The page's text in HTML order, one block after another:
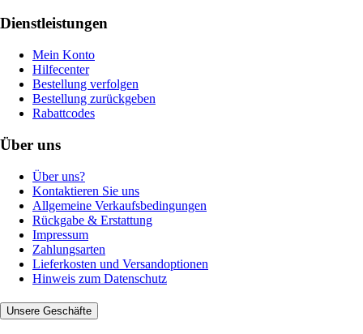
Dienstleistungen
Mein Konto
Hilfecenter
Bestellung verfolgen
Bestellung zurückgeben
Rabattcodes
Über uns
Über uns?
Kontaktieren Sie uns
Allgemeine Verkaufsbedingungen
Rückgabe & Erstattung
Impressum
Zahlungsarten
Lieferkosten und Versandoptionen
Hinweis zum Datenschutz
Unsere Geschäfte